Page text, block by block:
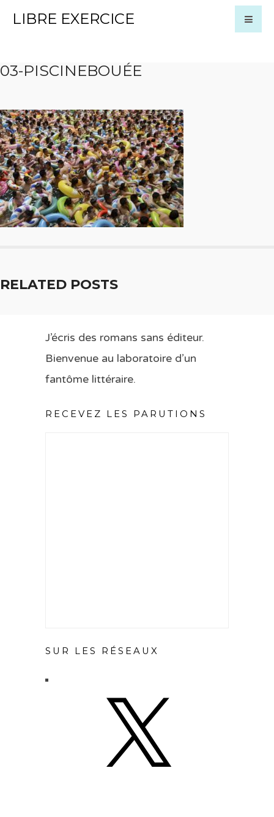
LIBRE EXERCICE
03-PISCINEBOUÉE
RELATED POSTS
J’écris des romans sans éditeur.
Bienvenue au laboratoire d’un
fantôme littéraire.
RECEVEZ LES PARUTIONS
SUR LES RÉSEAUX